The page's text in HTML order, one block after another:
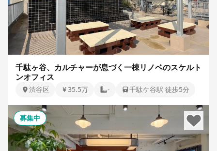
千駄ヶ谷、カルチャーが息づく一棟リノベのスケルト
ンオフィス
渋谷区 35.5万 - 千駄ケ谷駅 徒歩5分
募集中